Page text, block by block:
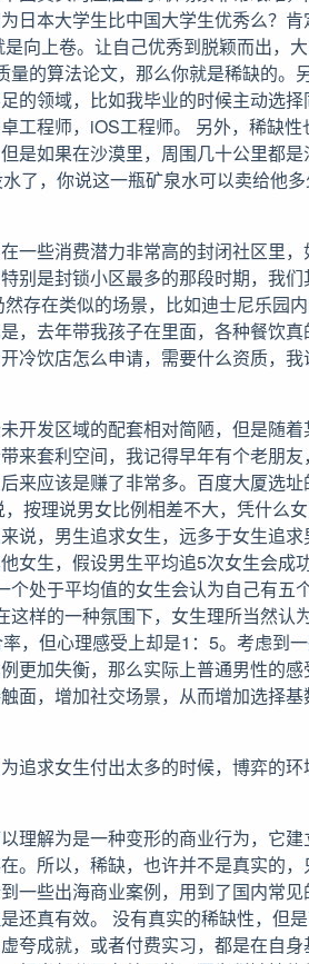
日本大学生比中国大学生优秀么？
向上卷。让自己优秀到脱颖而出，
的算法论文，那么你就是稀缺的。
的领域，比如我毕业的时候主动选
工程师，iOS工程师。 另外，稀缺性
是如果在沙漠里，周围几十公里都
了，你说这一瓶矿泉水可以卖给他
一些消费潜力非常高的封闭社区里
别是封锁小区最多的那段时期，我们
存在类似的场景，比如迪士尼乐园
去年带我孩子在里面，各种餐饮真
冷饮店怎么申请，需要什么资质，
开发区域的配套相对简陋，但是随
来套利空间，我记得早年有个老朋
来应该是赚了非常多。百度大厦选
按理说男女比例相差不大，凭什么
说，男生追求女生，远多于女生追
女生，假设男生平均追5次女生会成
处于平均值的女生会认为自己有五
样的一种氛围下，女生理所当然认
，但心理感受上却是1：5。考虑到
加失衡，那么实际上普通男性的感
面，增加社交场景，从而增加选择
追求女生付出太多的时候，博弈的
理解为是一种变形的商业行为，它
。所以，稀缺，也许并不是真实的
一些出海商业案例，用到了国内常
还真有效。 没有真实的稀缺性，但
夸成就，或者付费实习，都是在自